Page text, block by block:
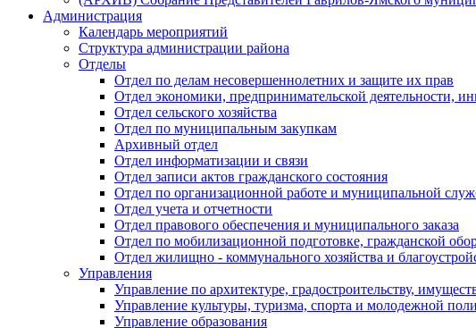
Администрация
Календарь мероприятий
Структура администрации района
Отделы
Отдел по делам несовершеннолетних и защите их прав
Отдел экономики, предпринимательской деятельности,
Отдел сельского хозяйства
Отдел по муниципальным закупкам
Архивный отдел
Отдел информатизации и связи
Отдел записи актов гражданского состояния
Отдел по организационной работе и муниципальной
Отдел учета и отчетности
Отдел правового обеспечения и муниципального заказа
Отдел по мобилизационной подготовке, гражданской
Отдел жилищно - коммунального хозяйства и
Управления
Управление по архитектуре, градостроительству,
Управление культуры, туризма, спорта и молодежной
Управление образования